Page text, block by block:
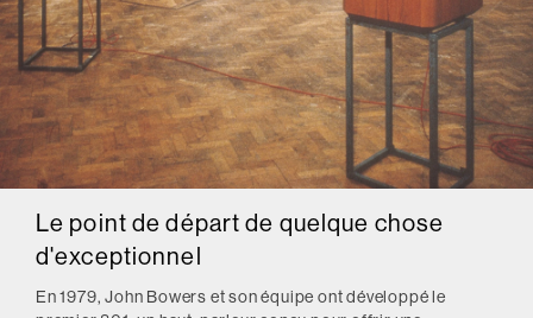
Le point de départ de quelque chose
d'exceptionnel
En 1979, John Bowers et son équipe ont développé le